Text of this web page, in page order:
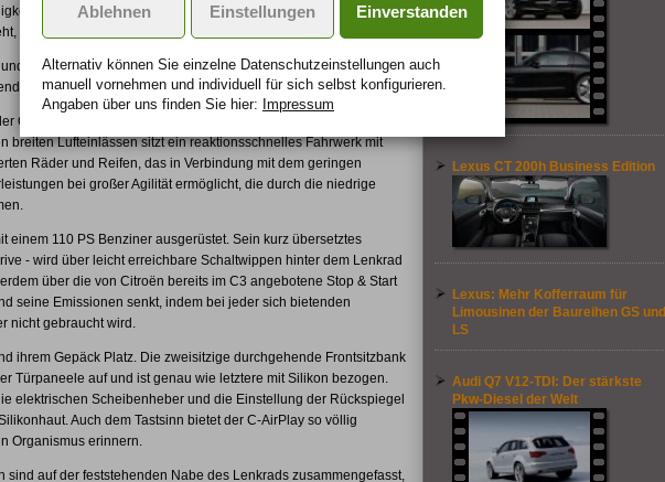
Die weit hochgezogene Windschutzscheibe des C-AirPlay,
bietet ungehinderte Aussicht nach allen Seiten.
kontrastreich. Das irisierende Weiß der Karosserie wird auch
Rot des Interieurs gegenüber steht.
C-AirPlay seine Lebendigkeit schon von außen an. Unter der
breiten Lufteinlässen sitzt ein reaktionsschnelles Fahrwerk mit
Räder und Reifen, das in Verbindung mit dem geringen
bei großer Agilität ermöglicht, die durch die niedrige
einem 110 PS Benziner ausgerüstet. Sein kurz übersetztes
- wird über leicht erreichbare Schaltwippen hinter dem Lenkrad
über die von Citroën bereits im C3 angebotene Stop & Start
seine Emissionen senkt, indem bei jeder sich bietenden
nicht gebraucht wird.
ihrem Gepäck Platz. Die zweisitzige durchgehende Frontsitzbank
Türpaneele auf und ist genau wie letztere mit Silikon bezogen.
elektrischen Scheibenheber und die Einstellung der Rückspiegel
Auch dem Tastsinn bietet der C-AirPlay so völlig
Organismus erinnern.
auf der feststehenden Nabe des Lenkrads zusammengefasst,
Lexus CT 200h Business Edition
Lexus: Mehr Kofferraum für
Limousinen der Baureihen GS und
LS
Audi Q7 V12-TDI: Der stärkste
Pkw-Diesel der Welt
Einverstanden
Ablehnen Einstellungen
Alternativ können Sie einzelne Datenschutz­ein­stellungen auch
manuell vor­nehmen und indivi­duell für sich selbst konfigurieren.
Angaben über uns finden Sie hier: Impressum